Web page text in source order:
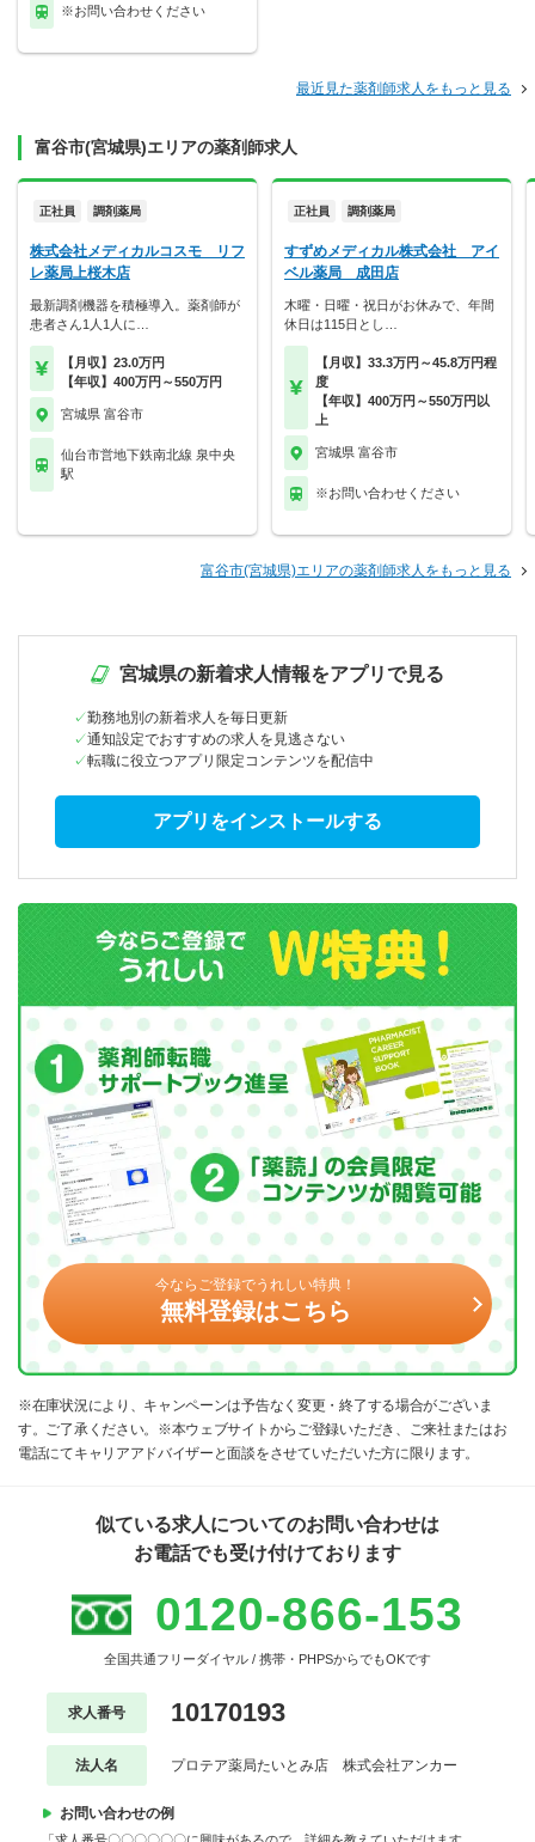
※お問い合わせください
最近見た薬剤師求人をもっと見る
富谷市(宮城県)エリアの薬剤師求人
正社員 調剤薬局
株式会社メディカルコスモ リフ
レ薬局上桜木店
最新調剤機器を積極導入。薬剤師が
患者さん1人1人に…
【月収】23.0万円
【年収】400万円～550万円
宮城県 富谷市
仙台市営地下鉄南北線 泉中央
駅
正社員 調剤薬局
すずめメディカル株式会社 アイ
ベル薬局 成田店
木曜・日曜・祝日がお休みで、年間
休日は115日とし…
【月収】33.3万円～45.8万円程
度
【年収】400万円～550万円以
上
宮城県 富谷市
※お問い合わせください
富谷市(宮城県)エリアの薬剤師求人をもっと見る
宮城県の新着求人情報をアプリで見る
勤務地別の新着求人を毎日更新
通知設定でおすすめの求人を見逃さない
転職に役立つアプリ限定コンテンツを配信中
アプリをインストールする
今ならご登録でうれしい特典！
無料登録はこちら
※在庫状況により、キャンペーンは予告なく変更・終了する場合がございま
す。ご了承ください。※本ウェブサイトからご登録いただき、ご来社またはお
電話にてキャリアアドバイザーと面談をさせていただいた方に限ります。
似ている求人についてのお問い合わせは
お電話でも受け付けております
0120-866-153
全国共通フリーダイヤル / 携帯・PHPSからでもOKです
求人番号 10170193
法人名 プロテア薬局たいとみ店 株式会社アンカー
お問い合わせの例